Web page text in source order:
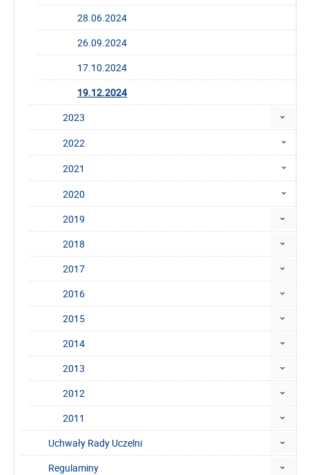
28.06.2024
26.09.2024
17.10.2024
19.12.2024
2023
2022
2021
2020
2019
2018
2017
2016
2015
2014
2013
2012
2011
Uchwały Rady Uczelni
Regulaminy